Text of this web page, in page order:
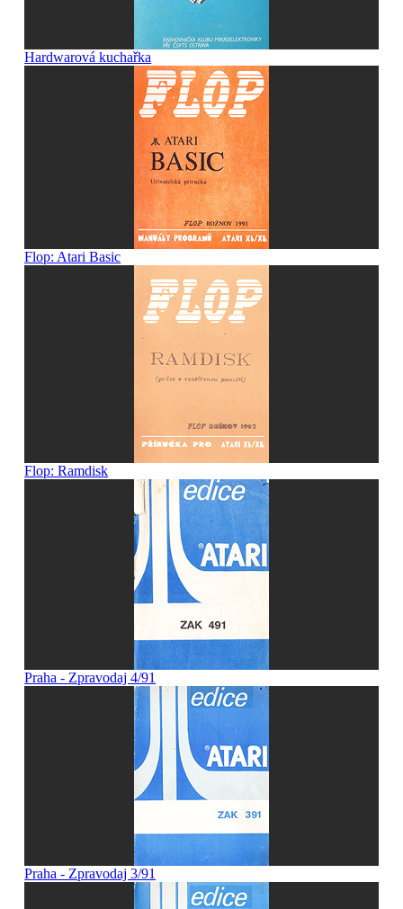
Hardwarová kuchařka
Flop: Atari Basic
Flop: Ramdisk
Praha - Zpravodaj 4/91
Praha - Zpravodaj 3/91